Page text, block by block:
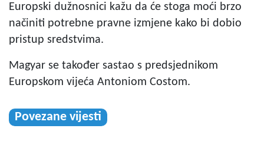
Europski dužnosnici kažu da će stoga moći brzo
načiniti potrebne pravne izmjene kako bi dobio
pristup sredstvima.
Magyar se također sastao s predsjednikom
Europskom vijeća Antoniom Costom.
Povezane vijesti